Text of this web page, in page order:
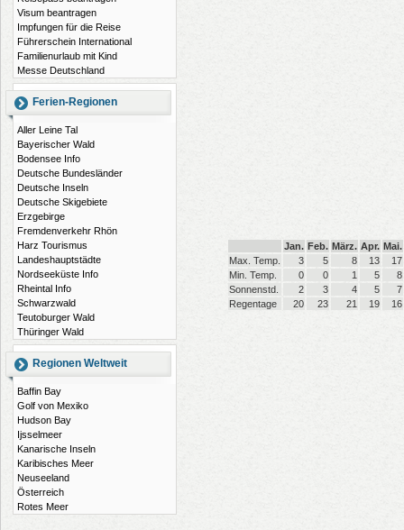
Visum beantragen
Impfungen für die Reise
Führerschein International
Familienurlaub mit Kind
Messe Deutschland
Ferien-Regionen
Aller Leine Tal
Bayerischer Wald
Bodensee Info
Deutsche Bundesländer
Deutsche Inseln
Deutsche Skigebiete
Erzgebirge
Fremdenverkehr Rhön
Harz Tourismus
Landeshauptstädte
Nordseeküste Info
Rheintal Info
Schwarzwald
Teutoburger Wald
Thüringer Wald
Regionen Weltweit
Baffin Bay
Golf von Mexiko
Hudson Bay
Ijsselmeer
Kanarische Inseln
Karibisches Meer
Neuseeland
Österreich
Rotes Meer
Jan. Feb. März. Apr. Mai.
Max. Temp.
3 5 8 13
17
Min. Temp.
0 0 1 5
8
Sonnenstd.
2 3 4 5
7
Regentage
20 23 21 19 16